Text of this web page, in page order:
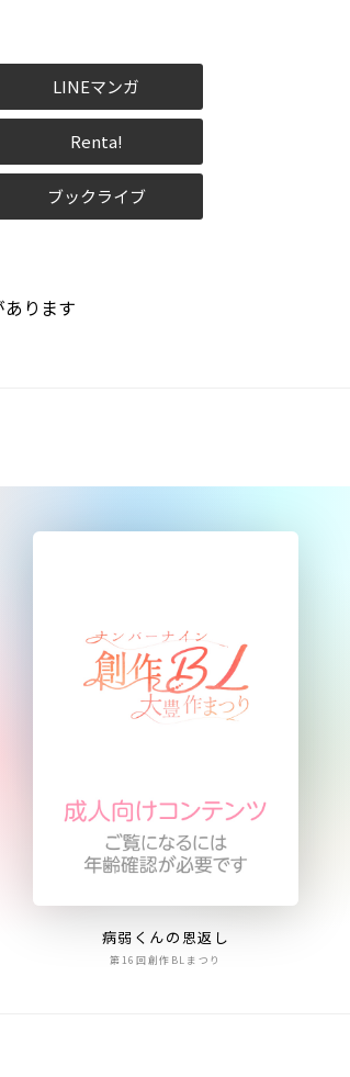
LINEマンガ
Renta!
ブックライブ
ります
病弱くんの恩返し
第16回創作BLまつり